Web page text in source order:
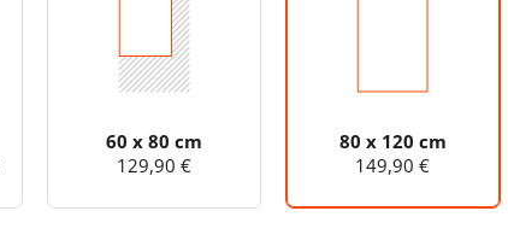
60 x 80 cm
129,90 €
80 x 120 cm
149,90 €